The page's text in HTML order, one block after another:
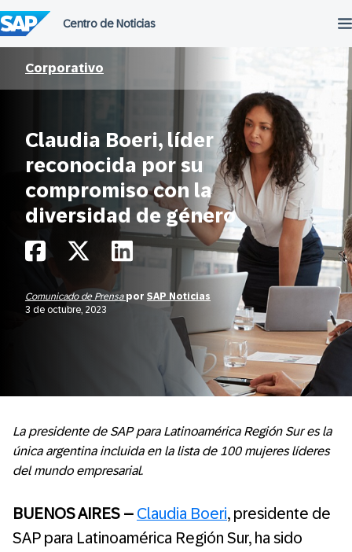
al
contenido
Corporativo
Claudia Boeri, líder
reconocida por su
compromiso con la
diversidad de género
Comunicado de Prensa por SAP Noticias
3 de octubre, 2023
La presidente de SAP para Latinoamérica Región Sur es la
única argentina incluida en la lista de 100 mujeres líderes
del mundo empresarial.
BUENOS AIRES – Claudia Boeri, presidente de
SAP para Latinoamérica Región Sur, ha sido